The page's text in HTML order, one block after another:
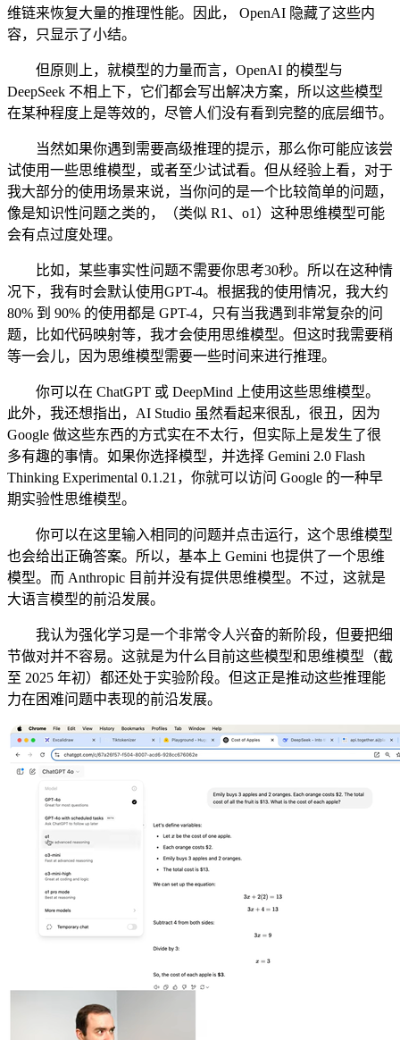
维链来恢复大量的推理性能。因此， OpenAI 隐藏了这些内
容，只显示了小结。
但原则上，就模型的力量而言，OpenAI 的模型与
DeepSeek 不相上下，它们都会写出解决方案，所以这些模型
在某种程度上是等效的，尽管人们没有看到完整的底层细节。
当然如果你遇到需要高级推理的提示，那么你可能应该尝
试使用一些思维模型，或者至少试试看。但从经验上看，对于
我大部分的使用场景来说，当你问的是一个比较简单的问题，
像是知识性问题之类的，（类似 R1、o1）这种思维模型可能
会有点过度处理。
比如，某些事实性问题不需要你思考30秒。所以在这种情
况下，我有时会默认使用GPT-4。根据我的使用情况，我大约
80% 到 90% 的使用都是 GPT-4，只有当我遇到非常复杂的问
题，比如代码映射等，我才会使用思维模型。但这时我需要稍
等一会儿，因为思维模型需要一些时间来进行推理。
你可以在 ChatGPT 或 DeepMind 上使用这些思维模型。
此外，我还想指出，AI Studio 虽然看起来很乱，很丑，因为
Google 做这些东西的方式实在不太行，但实际上是发生了很
多有趣的事情。如果你选择模型，并选择 Gemini 2.0 Flash
Thinking Experimental 0.1.21，你就可以访问 Google 的一种早
期实验性思维模型。
你可以在这里输入相同的问题并点击运行，这个思维模型
也会给出正确答案。所以，基本上 Gemini 也提供了一个思维
模型。而 Anthropic 目前并没有提供思维模型。不过，这就是
大语言模型的前沿发展。
我认为强化学习是一个非常令人兴奋的新阶段，但要把细
节做对并不容易。这就是为什么目前这些模型和思维模型（截
至 2025 年初）都还处于实验阶段。但这正是推动这些推理能
力在困难问题中表现的前沿发展。